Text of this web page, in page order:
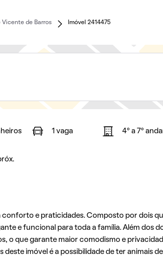
Vicente de Barros Imóvel 2414475
1 vaga 4° a 7°
conforto e praticidades. Composto por dois
e funcional para toda a família. Além dos
o que garante maior comodismo e
imóvel é a possibilidade de ter animais